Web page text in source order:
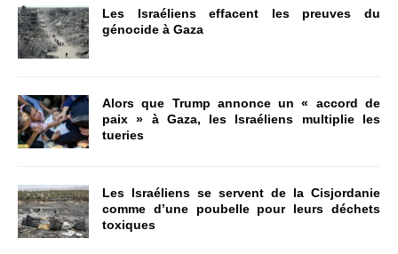
Les Israéliens effacent les preuves du
génocide à Gaza
Alors que Trump annonce un « accord de
paix » à Gaza, les Israéliens multiplie les
tueries
Les Israéliens se servent de la Cisjordanie
comme d’une poubelle pour leurs déchets
toxiques